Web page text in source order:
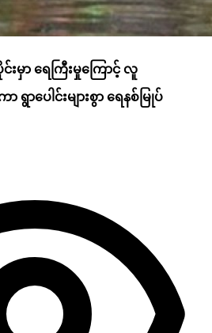
မှာ ရေကြီးမှုကြောင့် လူ
ရွာပေါင်းများစွာ ရေနစ်မြုပ်